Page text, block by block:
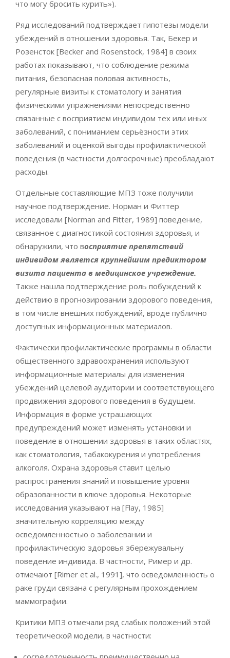
что могу бросить курить»).
Ряд исследований подтверждает гипотезы модели
убеждений в отношении здоровья. Так, Бекер и
Розенсток [Becker and Rosenstock, 1984] в своих
работах показывают, что соблюдение режима
питания, безопасная половая активность,
регулярные визиты к стоматологу и занятия
физическими упражнениями непосредственно
связанные с восприятием индивидом тех или иных
заболеваний, с пониманием серьёзности этих
заболеваний и оценкой выгоды профилактической
поведения (в частности долгосрочные) преобладают
расходы.
Отдельные составляющие МПЗ тоже получили
научное подтверждение. Норман и Фиттер
исследовали [Norman and Fitter, 1989] поведение,
связанное с диагностикой состояния здоровья, и
обнаружили, что восприятие препятствий
индивидом является крупнейшим предиктором
визита пациента в медицинское учреждение.
Также нашла подтверждение роль побуждений к
действию в прогнозировании здорового поведения,
в том числе внешних побуждений, вроде публично
доступных информационных материалов.
Фактически профилактические программы в области
общественного здравоохранения используют
информационные материалы для изменения
убеждений целевой аудитории и соответствующего
продвижения здорового поведения в будущем.
Информация в форме устрашающих
предупреждений может изменять установки и
поведение в отношении здоровья в таких областях,
как стоматология, табакокурения и употребления
алкоголя. Охрана здоровья ставит целью
распространения знаний и повышение уровня
образованности в ключе здоровья. Некоторые
исследования указывают на [Flay, 1985]
значительную корреляцию между
осведомленностью о заболевании и
профилактическую здоровья збережувальну
поведение индивида. В частности, Ример и др.
отмечают [Rimer et al., 1991], что осведомленность о
раке груди связана с регулярным прохождением
маммографии.
Критики МПЗ отмечали ряд слабых положений этой
теоретической модели, в частности: